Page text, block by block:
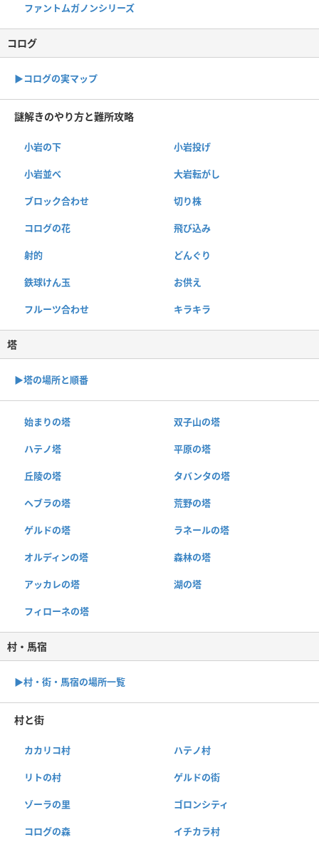
ファントムガノンシリーズ
コログ
▶︎コログの実マップ
謎解きのやり方と難所攻略
小岩の下 小岩投げ
小岩並べ 大岩転がし
ブロック合わせ 切り株
コログの花 飛び込み
射的 どんぐり
鉄球けん玉 お供え
フルーツ合わせ キラキラ
塔
▶︎塔の場所と順番
始まりの塔 双子山の塔
ハテノ塔 平原の塔
丘陵の塔 タバンタの塔
ヘブラの塔 荒野の塔
ゲルドの塔 ラネールの塔
オルディンの塔 森林の塔
アッカレの塔 湖の塔
フィローネの塔
村・馬宿
▶︎村・街・馬宿の場所一覧
村と街
カカリコ村 ハテノ村
リトの村 ゲルドの街
ゾーラの里 ゴロンシティ
コログの森 イチカラ村